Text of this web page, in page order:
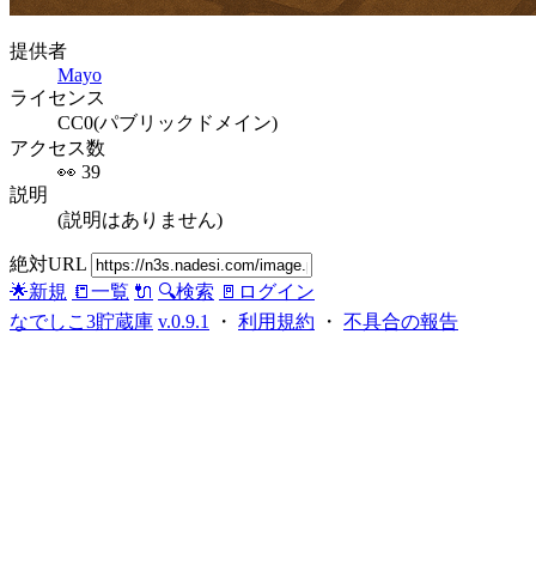
提供者
Mayo
ライセンス
CC0(パブリックドメイン)
アクセス数
👀 39
説明
(説明はありません)
絶対URL
🌟新規 📒一覧 🔌 🔍検索 🚪ログイン
なでしこ3貯蔵庫 v.0.9.1 ・ 利用規約 ・ 不具合の報告